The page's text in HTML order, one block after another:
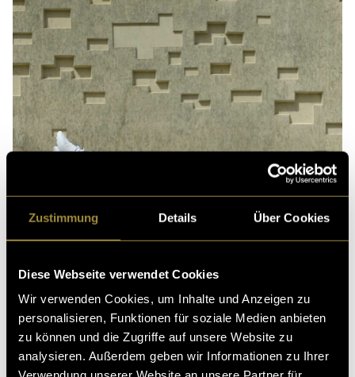
Zustimmung Details Über Cookies
Diese Webseite verwendet Cookies
Wir verwenden Cookies, um Inhalte und Anzeigen zu
personalisieren, Funktionen für soziale Medien anbieten
zu können und die Zugriffe auf unsere Website zu
analysieren. Außerdem geben wir Informationen zu Ihrer